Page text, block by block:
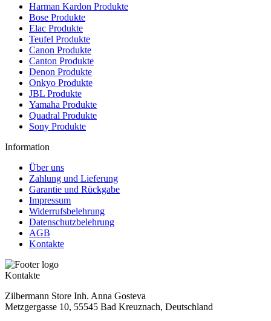
Harman Kardon Produkte
Bose Produkte
Elac Produkte
Teufel Produkte
Canon Produkte
Canton Produkte
Denon Produkte
Onkyo Produkte
JBL Produkte
Yamaha Produkte
Quadral Produkte
Sony Produkte
Information
Über uns
Zahlung und Lieferung
Garantie und Rückgabe
Impressum
Widerrufsbelehrung
Datenschutzbelehrung
AGB
Kontakte
Kontakte
Zilbermann Store Inh. Anna Gosteva
Metzgergasse 10, 55545 Bad Kreuznach, Deutschland